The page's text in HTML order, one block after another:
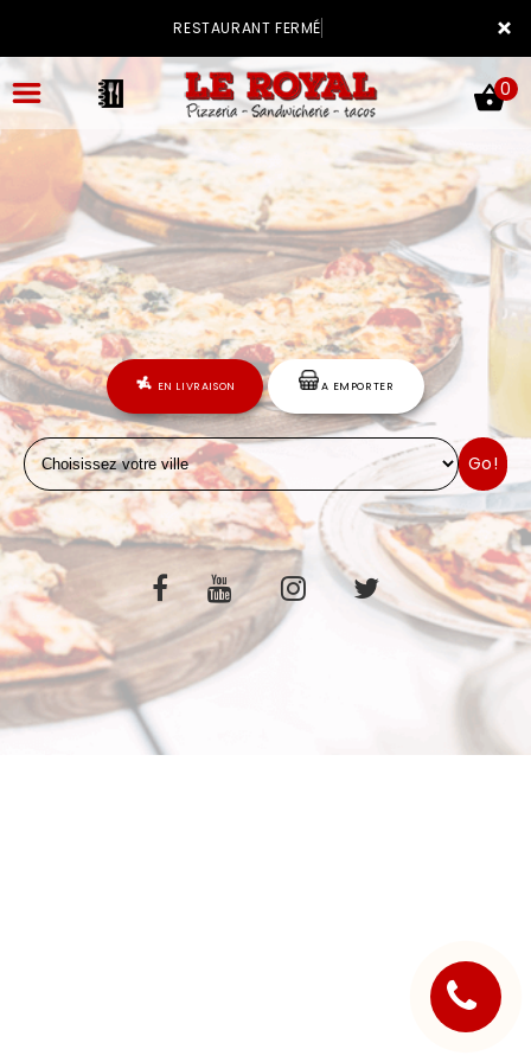
×
RESTAURANT FERMÉ
ACCUEIL
LA CARTE
VOTRE COMPTE
NOTRE RESTAURANT
VOS AVIS
MENTIONS LÉGALES
C.G.V
0
EN LIVRAISON A EMPORTER
Go!